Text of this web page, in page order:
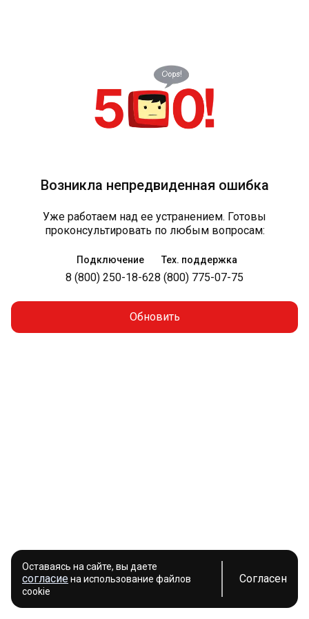
Возникла непредвиденная ошибка
Уже работаем над ее устранением. Готовы
проконсультировать по любым вопросам:
Подключение
8 (800) 250-18-62
Тех. поддержка
8 (800) 775-07-75
Обновить
Оставаясь на сайте, вы даете
согласиена использование файлов
cookie
Согласен